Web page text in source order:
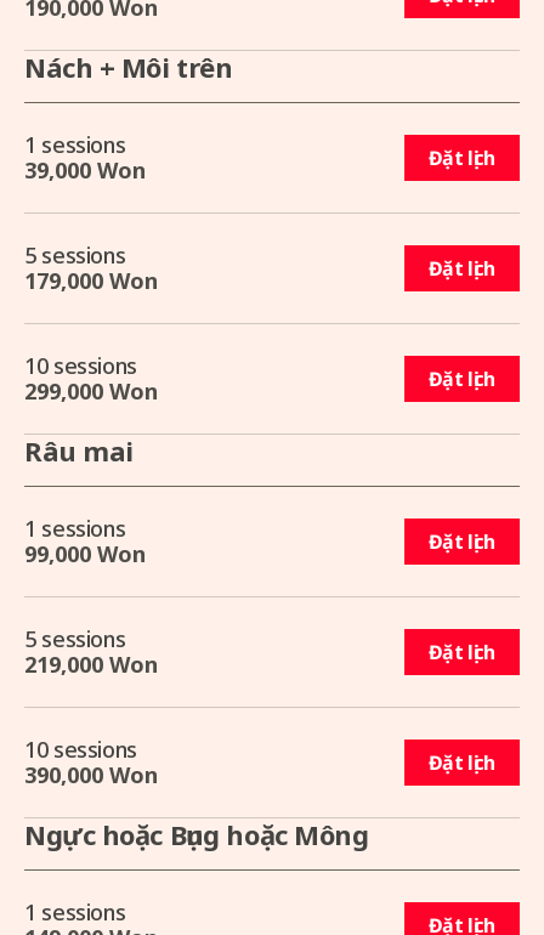
190,000 Won
Nách + Môi trên
1 sessions
39,000 Won
Đặt lịch
5 sessions
179,000 Won
Đặt lịch
10 sessions
299,000 Won
Đặt lịch
Râu mai
1 sessions
99,000 Won
Đặt lịch
5 sessions
219,000 Won
Đặt lịch
10 sessions
390,000 Won
Đặt lịch
Ngực hoặc Bụng hoặc Mông
1 sessions
Đặt lịch